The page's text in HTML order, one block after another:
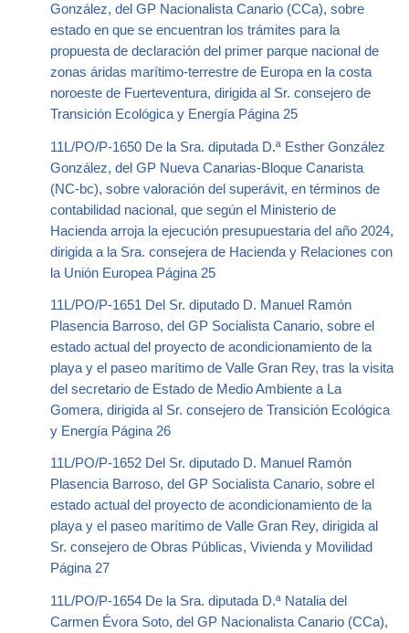
González, del GP Nacionalista Canario (CCa), sobre
estado en que se encuentran los trámites para la
propuesta de declaración del primer parque nacional de
zonas áridas marítimo-terrestre de Europa en la costa
noroeste de Fuerteventura, dirigida al Sr. consejero de
Transición Ecológica y Energía Página 25
11L/PO/P-1650 De la Sra. diputada D.ª Esther González
González, del GP Nueva Canarias-Bloque Canarista
(NC-bc), sobre valoración del superávit, en términos de
contabilidad nacional, que según el Ministerio de
Hacienda arroja la ejecución presupuestaria del año 2024,
dirigida a la Sra. consejera de Hacienda y Relaciones con
la Unión Europea Página 25
11L/PO/P-1651 Del Sr. diputado D. Manuel Ramón
Plasencia Barroso, del GP Socialista Canario, sobre el
estado actual del proyecto de acondicionamiento de la
playa y el paseo marítimo de Valle Gran Rey, tras la visita
del secretario de Estado de Medio Ambiente a La
Gomera, dirigida al Sr. consejero de Transición Ecológica
y Energía Página 26
11L/PO/P-1652 Del Sr. diputado D. Manuel Ramón
Plasencia Barroso, del GP Socialista Canario, sobre el
estado actual del proyecto de acondicionamiento de la
playa y el paseo marítimo de Valle Gran Rey, dirigida al
Sr. consejero de Obras Públicas, Vivienda y Movilidad
Página 27
11L/PO/P-1654 De la Sra. diputada D.ª Natalia del
Carmen Évora Soto, del GP Nacionalista Canario (CCa),